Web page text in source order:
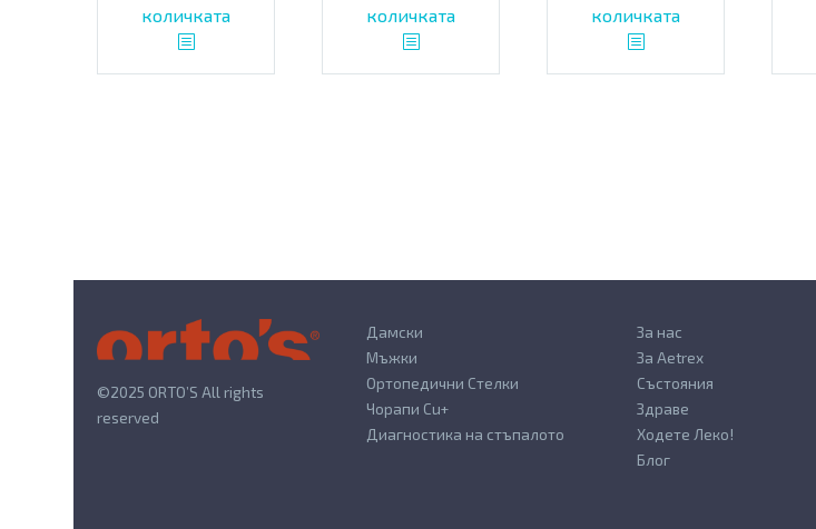
количката
количката
количката
©2025 ORTO’S All rights
reserved
Дамски
Мъжки
Ортопедични Стелки
Чорапи Cu+
Диагностика на стъпалото
За нас
За Aetrex
Състояния
Здраве
Ходете Леко!
Блог